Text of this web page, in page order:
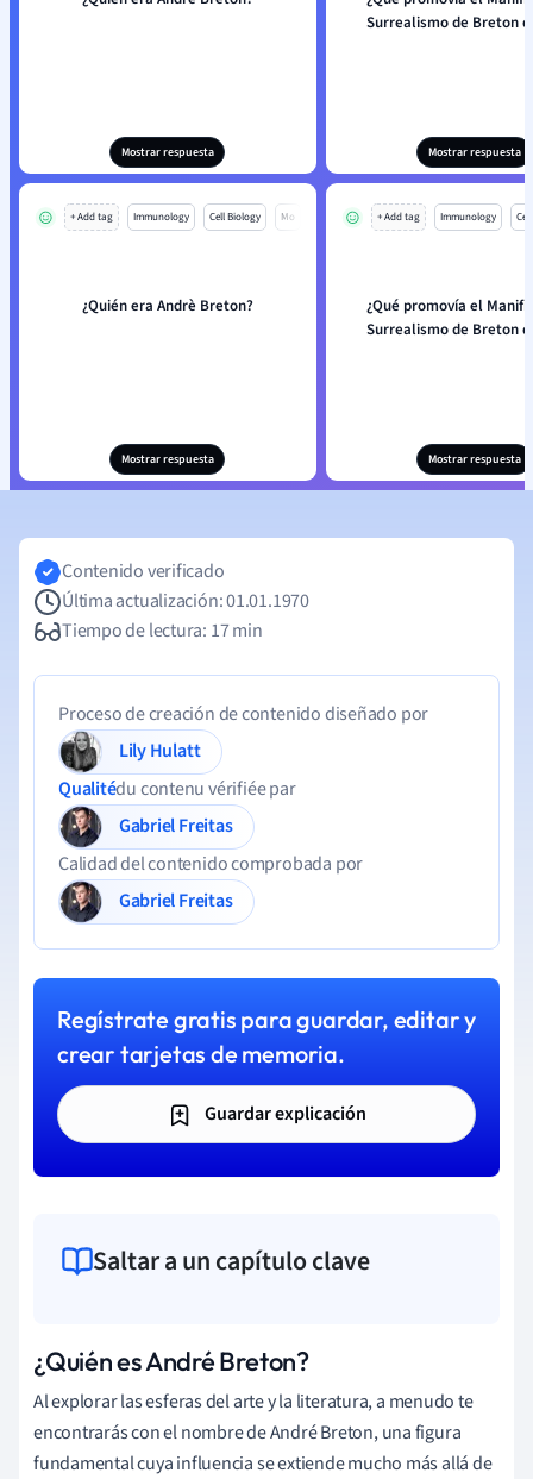
Mostrar respuesta
Surrealismo de Breton
Mostrar respuesta
+ Add tag Immunology Cell Biology Mo
¿Quién era Andrè Breton?
Mostrar respuesta
+ Add tag Immunology
¿Qué promovía el
Surrealismo de Breton
Mostrar respuesta
Contenido verificado
Última actualización: 01.01.1970
Tiempo de lectura: 17 min
Proceso de creación de contenido diseñado por
Lily Hulatt
Qualitédu contenu vérifiée par
Gabriel Freitas
Calidad del contenido comprobada por
Gabriel Freitas
Regístrate gratis para guardar, editar y
crear tarjetas de memoria.
Guardar explicación
Saltar a un capítulo clave
¿Quién es André Breton?
Al explorar las esferas del arte y la literatura, a menudo te
encontrarás con el nombre de André Breton, una figura
fundamental cuya influencia se extiende mucho más allá de